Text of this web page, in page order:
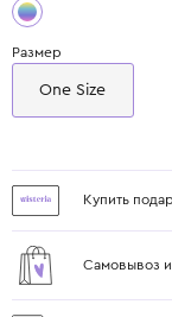
Размер
One Size
Купить
Самовывоз